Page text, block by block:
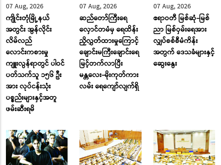
07 Aug, 2026
ကျိုင်းတုံမြို့နယ်
အတွင်း အွန်လိုင်း
လိမ်လည်
လောင်းကစားမှု
ကျူးလွန်ရာတွင် ပါဝင်
ပတ်သက်သူ ၁၅၆ ဦး
အား လုပ်ငန်းသုံး
ပစ္စည်းများနှင့်အတူ
ဖမ်းဆီးရမိ
07 Aug, 2026
ဆည်တော်ကြီးရေ
လှောင်တမံမှ ရေထိန်း
ညှိလွှတ်ထားမှုကြောင့်
ချောင်းမကြီးချောင်းရေ
မြင့်တက်လာပြီး
မန္တလေး-မိုးကုတ်ကား
လမ်း ‌ရေ‌ကျော်လျက်ရှိ
07 Aug, 2026
ဧရာဝတီ မြစ်ဆုံ-မြစ်
ညာ မြစ်ဝှမ်းရေအား
လျှပ်စစ်စီမံကိန်း
အတွက် ဒေသခံများနှင့်
ဆွေးနွေး